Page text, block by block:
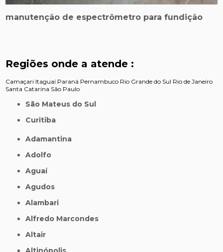
manutenção de espectrômetro para fundição
Regiões onde a atende :
Camaçari Itaguaí Paraná Pernambuco Rio Grande do Sul Rio de Janeiro
Santa Catarina São Paulo
São Mateus do Sul
Curitiba
Adamantina
Adolfo
Aguaí
Agudos
Alambari
Alfredo Marcondes
Altair